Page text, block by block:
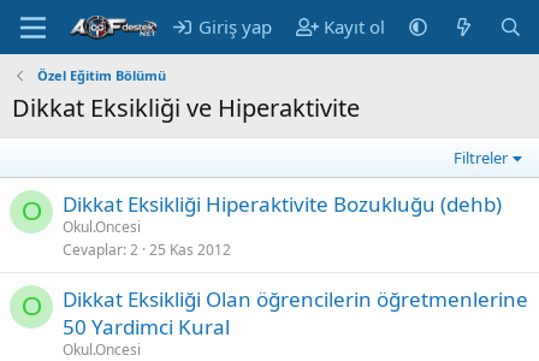
Giriş yap Kayıt ol
Özel Eğitim Bölümü
Dikkat Eksikliği ve Hiperaktivite
Filtreler
O Dikkat Eksikliği Hiperaktivite Bozukluğu (dehb)
Okul.Oncesi
Cevaplar 2 25 Kas 2012
O
Dikkat Eksikliği Olan öğrencilerin öğretmenlerine
50 Yardimci Kural
Okul.Oncesi